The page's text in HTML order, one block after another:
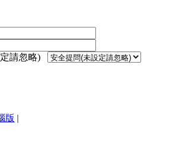
請忽略)
版 |